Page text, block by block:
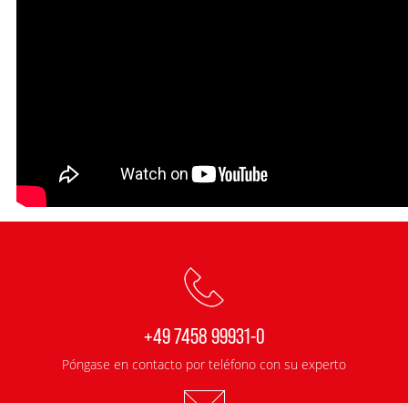
+49 7458 99931-0
Póngase en contacto por teléfono con su experto